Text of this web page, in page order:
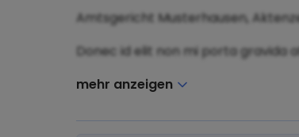
Amtsgericht Musterhausen,
Donec id elit non mi porta gravida
mehr anzeigen